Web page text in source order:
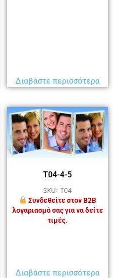
Διαβάστε περισσότερα
T04-4-5
SKU: T04
Συνδεθείτε στον B2B
λογαριασμό σας για να δείτε
τιμές.
Διαβάστε περισσότερα